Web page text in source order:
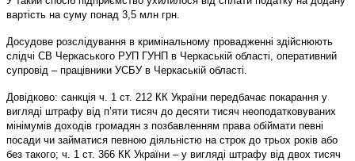
вартість на суму понад 3,5 млн грн.
Досудове розслідування в кримінальному провадженні здійснюють
слідчі СВ Черкаського РУП ГУНП в Черкаській області, оперативний
супровід – працівники УСБУ в Черкаській області.
Довідково: санкція ч. 1 ст. 212 КК України передбачає покарання у
вигляді штрафу від п’яти тисяч до десяти тисяч неоподатковуваних
мінімумів доходів громадян з позбавленням права обіймати певні
посади чи займатися певною діяльністю на строк до трьох років або
без такого; ч. 1 ст. 366 КК України – у вигляді штрафу від двох тисяч